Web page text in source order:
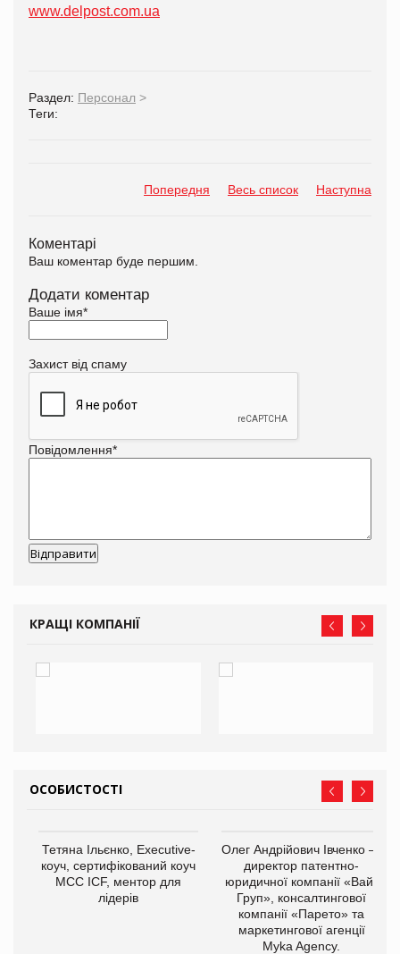
www.delpost.com.ua
Раздел: Персонал >
Теги:
Попередня Весь список Наступна
Коментарі
Ваш коментар буде першим.
Додати коментар
Ваше імя*
Захист від спаму
Повідомлення*
КРАЩІ КОМПАНІЇ
ОСОБИСТОСТІ
Тетяна Ільєнко, Executive-
коуч, сертифікований коуч
МСС ICF, ментор для
лідерів
Олег Андрійович Івченко —
директор патентно-
юридичної компанії «Вайз
Груп», консалтингової
компанії «Парето» та
маркетингової агенції
Myka Agency.